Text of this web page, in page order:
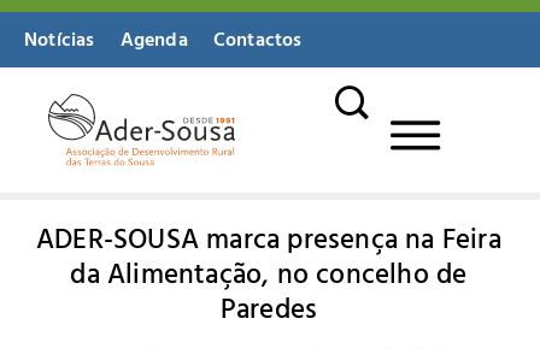
Notícias Agenda Contactos
ADER-SOUSA marca presença na Feira
da Alimentação, no concelho de
Paredes